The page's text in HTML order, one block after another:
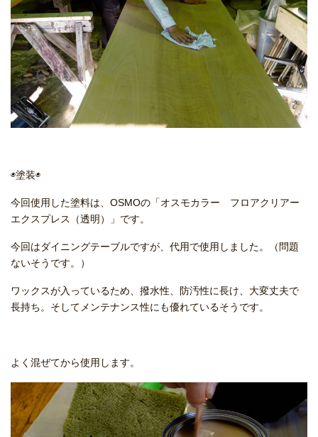
◉塗装◉
今回使用した塗料は、OSMOの「オスモカラー フロアクリアー
エクスプレス（透明）」です。
今回はダイニングテーブルですが、代用で使用しました。（問題
ないそうです。）
ワックスが入っているため、撥水性、防汚性に長け、大変丈夫で
長持ち。そしてメンテナンス性にも優れているそうです。
よく混ぜてから使用します。